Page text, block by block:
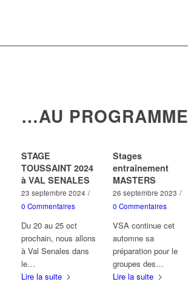
…AU PROGRAMME
STAGE
TOUSSAINT 2024
à VAL SENALES
23 septembre 2024 /
0 Commentaires
Du 20 au 25 oct
prochain, nous allons
à Val Senales dans
le…
Lire la suite
Stages
entraînement
MASTERS
26 septembre 2023 /
0 Commentaires
VSA continue cet
automne sa
préparation pour le
groupes des…
Lire la suite